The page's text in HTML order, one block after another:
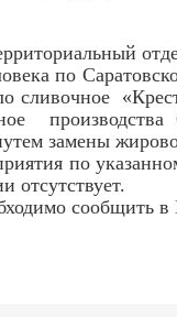
по
сливочное
замены
по
отсутствует.
сообщить